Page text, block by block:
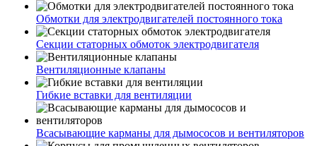
Обмотки для электродвигателей постоянного тока
Секции статорных обмоток электродвигателя
Вентиляционные клапаны
Гибкие вставки для вентиляции
Всасывающие карманы для дымососов и вентиляторов